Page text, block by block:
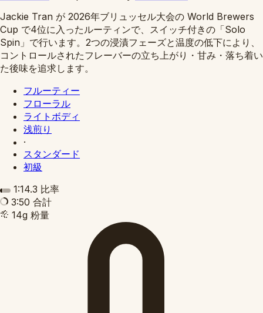
Jackie Tran が 2026年ブリュッセル大会の World Brewers
Cup で4位に入ったルーティンで、スイッチ付きの「Solo
Spin」で行います。2つの浸漬フェーズと温度の低下により、
コントロールされたフレーバーの立ち上がり・甘み・落ち着い
た後味を追求します。
フルーティー
フローラル
ライトボディ
浅煎り
·
スタンダード
初級
1:14.3 比率
3:50 合計
14g 粉量